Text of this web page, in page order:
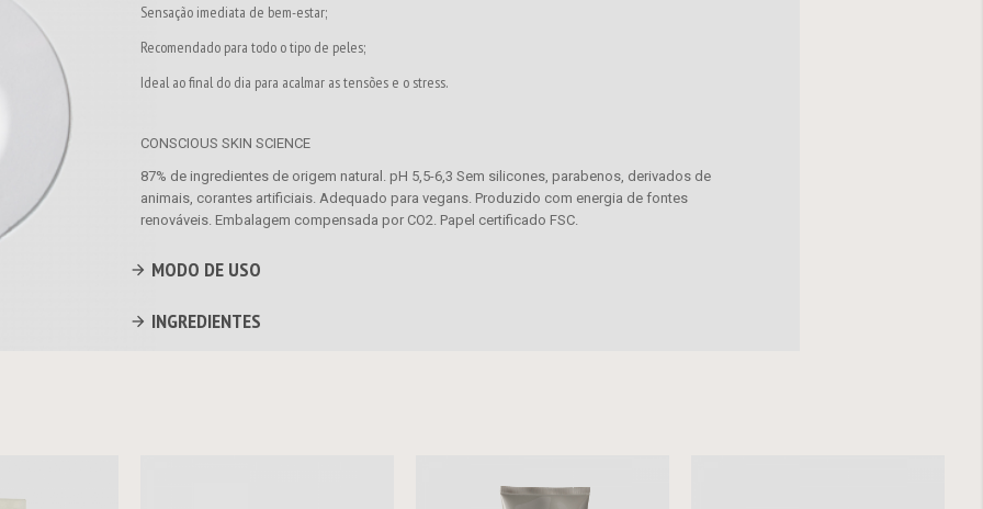
Sensação imediata de bem-estar;
Recomendado para todo o tipo de peles;
Ideal ao final do dia para acalmar as tensões e o stress.
CONSCIOUS SKIN SCIENCE
87% de ingredientes de origem natural. pH 5,5-6,3 Sem silicones, parabenos, derivados de
animais, corantes artificiais. Adequado para vegans. Produzido com energia de fontes
renováveis. Embalagem compensada por CO2. Papel certificado FSC.
MODO DE USO
INGREDIENTES